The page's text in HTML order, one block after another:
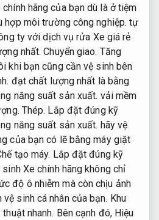
hãng của bạn dù là ở tiệm
hợp môi trường công nghiệp. tự
ty với dịch vụ rửa Xe giá rẻ
nhất.Chuyển giao. Tăng
khi bạn cũng cần vệ sinh bên
đạt chất lượng nhất là bằng
năng suất sản xuất. vải mềm
Thép. Lắp đặt đúng kỹ
năng suất sản xuất. hãy vệ
của bạn có lẽ bằng máy giặt
tạo máy. Lắp đặt đúng kỹ
Xe chính hãng không chỉ
độ ô nhiễm mà còn chịu ảnh
sinh cá nhân của bạn. Khu
nhanh. Bên cạnh đó, Hiệu